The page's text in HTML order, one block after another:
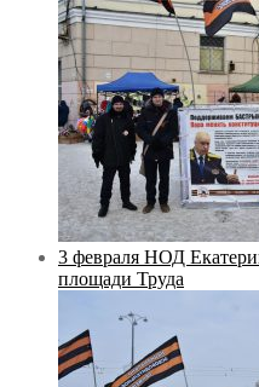
3 февраля НОД
площади Труда